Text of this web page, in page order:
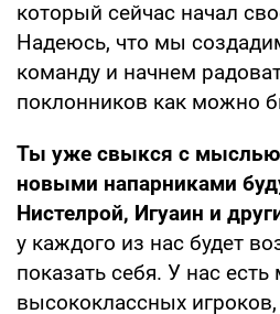
который сейчас начал
Надеюсь, что мы
команду и начнем
поклонников как можно
Ты уже свыкся с
новыми напарниками
Нистелрой, Игуаин и
у каждого из нас будет
показать себя. У нас есть
высококлассных